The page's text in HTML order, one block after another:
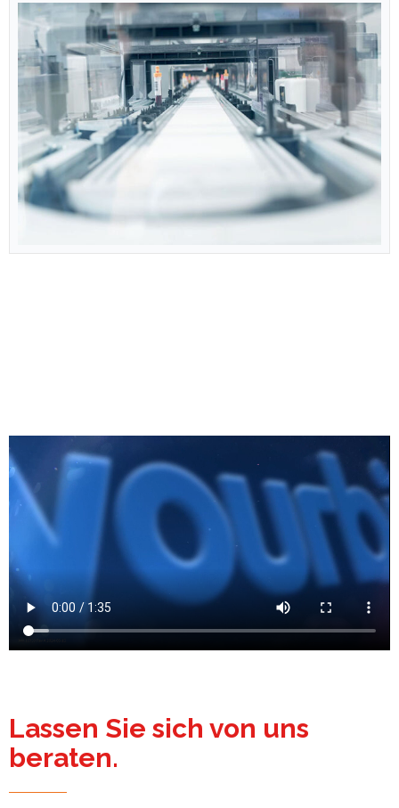
Lassen Sie sich von uns
beraten.